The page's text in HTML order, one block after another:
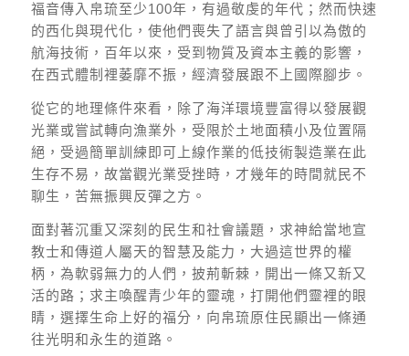
福音傳入帛琉至少100年，有過敬虔的年代；然而快速
的西化與現代化，使他們喪失了語言與曾引以為傲的
航海技術，百年以來，受到物質及資本主義的影響，
在西式體制裡萎靡不振，經濟發展跟不上國際腳步。
從它的地理條件來看，除了海洋環境豐富得以發展觀
光業或嘗試轉向漁業外，受限於土地面積小及位置隔
絕，受過簡單訓練即可上線作業的低技術製造業在此
生存不易，故當觀光業受挫時，才幾年的時間就民不
聊生，苦無振興反彈之方。
面對著沉重又深刻的民生和社會議題，求神給當地宣
教士和傳道人屬天的智慧及能力，大過這世界的權
柄，為軟弱無力的人們，披荊斬棘，開出一條又新又
活的路；求主喚醒青少年的靈魂，打開他們靈裡的眼
睛，選擇生命上好的福分，向帛琉原住民顯出一條通
往光明和永生的道路。